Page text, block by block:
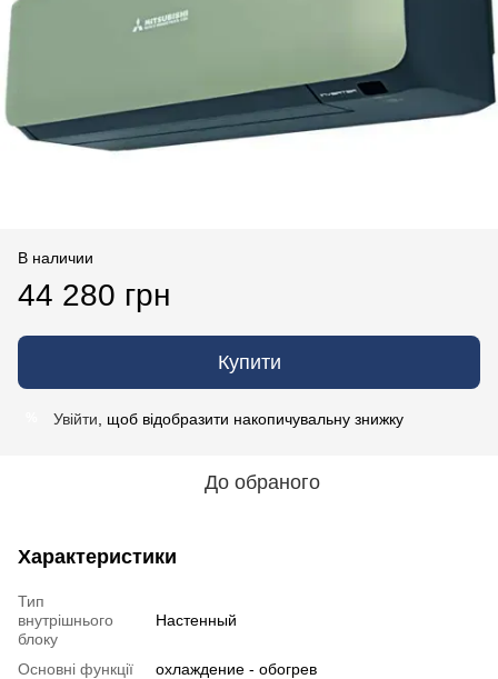
В наличии
44 280 грн
Купити
Увійти , щоб відобразити накопичувальну знижку
До обраного
Характеристики
Тип
внутрішнього
блоку
Настенный
Основні функції
охлаждение - обогрев